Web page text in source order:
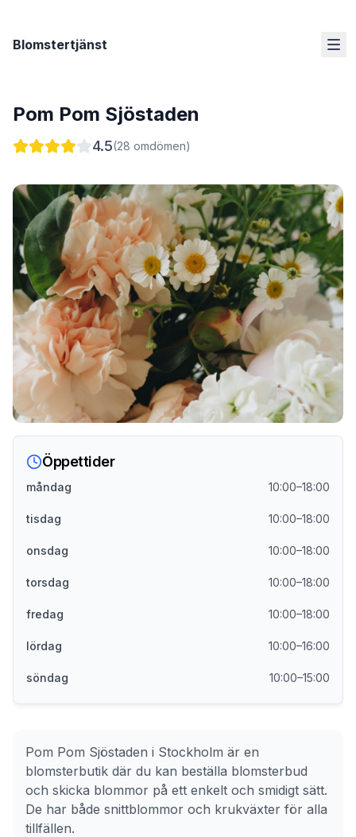
Blomstertjänst
Pom Pom Sjöstaden
4.5(28 omdömen)
Pom Pom Sjöstaden i Stockholm är en
blomsterbutik där du kan beställa blomsterbud
och skicka blommor på ett enkelt och smidigt sätt.
De har både snittblommor och krukväxter för alla
tillfällen.
Öppettider
måndag 10:00–18:00
tisdag 10:00–18:00
onsdag 10:00–18:00
torsdag 10:00–18:00
fredag 10:00–18:00
lördag 10:00–16:00
söndag 10:00–15:00